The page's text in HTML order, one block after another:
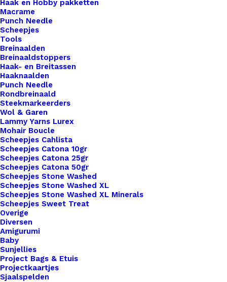
Haak en Hobby pakketten
Macrame
Punch Needle
Scheepjes
Tools
Breinaalden
Breinaaldstoppers
Haak- en Breitassen
Haaknaalden
Punch Needle
Rondbreinaald
Steekmarkeerders
Wol & Garen
Lammy Yarns Lurex
Mohair Boucle
Scheepjes Cahlista
Scheepjes Catona 10gr
Scheepjes Catona 25gr
Scheepjes Catona 50gr
Scheepjes Stone Washed
Scheepjes Stone Washed XL
Scheepjes Stone Washed XL Minerals
Scheepjes Sweet Treat
Overige
Diversen
Amigurumi
Baby
Sunjellies
Project Bags & Etuis
Projectkaartjes
Sjaalspelden
Binnen 1-3 werkdagen verzonden
Unieke en kwaliteitsproducten
Overzicht
Nog meer leuks!